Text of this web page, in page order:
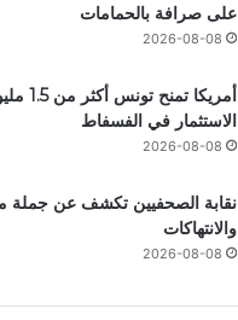
على صرافة بالحمامات
2026-08-08
أمريكا
الاستثمار في الفسفاط
2026-08-08
نقابة الصحفيين تكشف عن جملة
والانتهاكات
2026-08-08